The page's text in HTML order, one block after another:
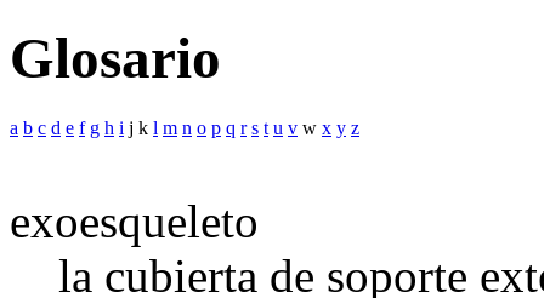
Glosario
a b c d e f g h i j k l m n o p q r s t u v w x y z
exoesqueleto
la cubierta de soporte